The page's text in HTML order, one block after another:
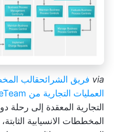
via فريق الشرائحقالب
العمليات التجارية من SlideTeam
التجارية المعقدة إلى
المخططات الانسيابية